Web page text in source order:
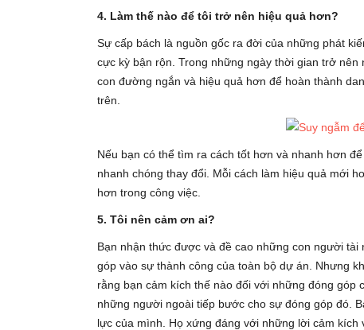
4. Làm thế nào để tôi trở nên hiệu quả hơn?
Sự cấp bách là nguồn gốc ra đời của những phát
cực kỳ bận rộn. Trong những ngày thời gian trở
con đường ngắn và hiệu quả hơn để hoàn thành
trên.
Nếu bạn có thể tìm ra cách tốt hơn và nhanh hơn
nhanh chóng thay đổi. Mỗi cách làm hiệu quả mới
hơn trong công việc.
5. Tôi nên cảm ơn ai?
Bạn nhận thức được và đề cao những con người
góp vào sự thành công của toàn bộ dự án. Nhưng
rằng bạn cảm kích thế nào đối với những đóng
những người ngoài tiếp bước cho sự đóng góp đó.
lực của mình. Họ xứng đáng với những lời cảm